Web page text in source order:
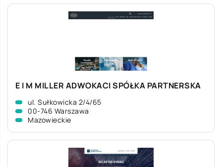
E I M MILLER ADWOKACI SPÓŁKA PARTNERSKA
ul. Sułkowicka 2/4/65
00-746 Warszawa
Mazowieckie